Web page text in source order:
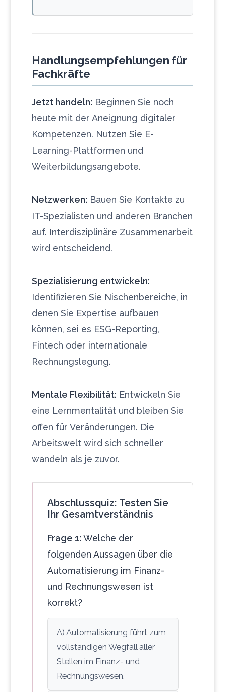
Handlungsempfehlungen für
Fachkräfte
Jetzt handeln: Beginnen Sie noch
heute mit der Aneignung digitaler
Kompetenzen. Nutzen Sie E-
Learning-Plattformen und
Weiterbildungsangebote.
Netzwerken: Bauen Sie Kontakte zu
IT-Spezialisten und anderen Branchen
auf. Interdisziplinäre Zusammenarbeit
wird entscheidend.
Spezialisierung entwickeln:
Identifizieren Sie Nischenbereiche, in
denen Sie Expertise aufbauen
können, sei es ESG-Reporting,
Fintech oder internationale
Rechnungslegung.
Mentale Flexibilität: Entwickeln Sie
eine Lernmentalität und bleiben Sie
offen für Veränderungen. Die
Arbeitswelt wird sich schneller
wandeln als je zuvor.
Abschlussquiz: Testen Sie
Ihr Gesamtverständnis
Frage 1: Welche der
folgenden Aussagen über die
Automatisierung im Finanz-
und Rechnungswesen ist
korrekt?
A) Automatisierung führt zum
vollständigen Wegfall aller
Stellen im Finanz- und
Rechnungswesen.